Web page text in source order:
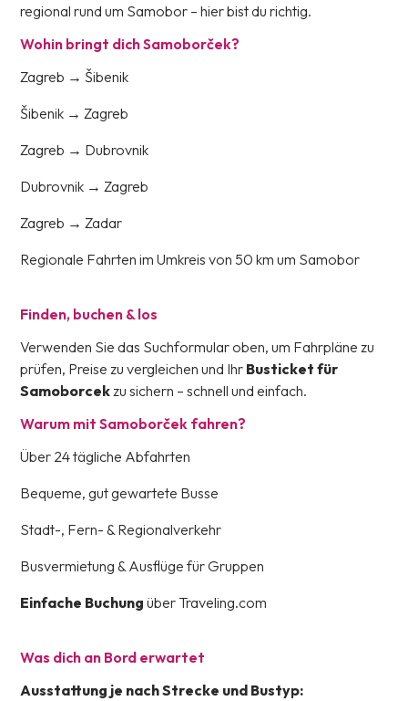
regional rund um Samobor – hier bist du richtig.
Wohin bringt dich Samoborček?
Zagreb → Šibenik
Šibenik → Zagreb
Zagreb → Dubrovnik
Dubrovnik → Zagreb
Zagreb → Zadar
Regionale Fahrten im Umkreis von 50 km um Samobor
Finden, buchen & los
Verwenden Sie das Suchformular oben, um Fahrpläne zu
prüfen, Preise zu vergleichen und Ihr Busticket für
Samoborcekzu sichern – schnell und einfach.
Warum mit Samoborček fahren?
Über 24 tägliche Abfahrten
Bequeme, gut gewartete Busse
Stadt-, Fern- & Regionalverkehr
Busvermietung & Ausflüge für Gruppen
Einfache Buchung über Traveling.com
Was dich an Bord erwartet
Ausstattung je nach Strecke und Bustyp: